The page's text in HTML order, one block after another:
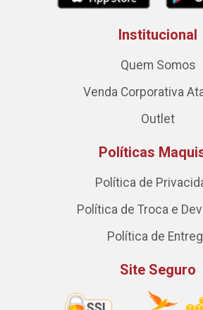
Institucional
Quem Somos
Venda Corporativa
Outlet
Políticas
Política de
Política de Troca e
Política de
Site Seguro